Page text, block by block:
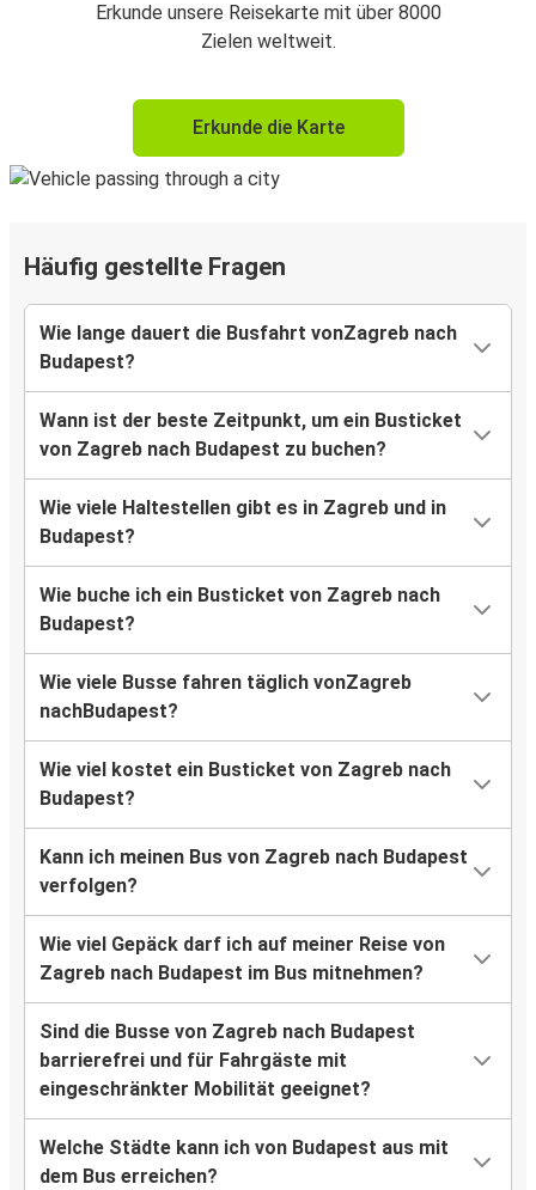
Erkunde unsere Reisekarte mit über 8000
Zielen weltweit.
Erkunde die Karte
Häufig gestellte Fragen
Wie lange dauert die Busfahrt vonZagreb nach
Budapest?
Wann ist der beste Zeitpunkt, um ein Busticket
von Zagreb nach Budapest zu buchen?
Wie viele Haltestellen gibt es in Zagreb und in
Budapest?
Wie buche ich ein Busticket von Zagreb nach
Budapest?
Wie viele Busse fahren täglich vonZagreb
nachBudapest?
Wie viel kostet ein Busticket von Zagreb nach
Budapest?
Kann ich meinen Bus von Zagreb nach Budapest
verfolgen?
Wie viel Gepäck darf ich auf meiner Reise von
Zagreb nach Budapest im Bus mitnehmen?
Sind die Busse von Zagreb nach Budapest
barrierefrei und für Fahrgäste mit
eingeschränkter Mobilität geeignet?
Welche Städte kann ich von Budapest aus mit
dem Bus erreichen?